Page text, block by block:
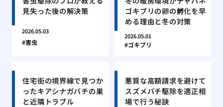
見失った後の解決策
2026.05.03
害虫
ゴキブリの卵の孵化を早
める理由と冬の対策
2026.05.01
ゴキブリ
住宅街の境界線で見つか
ったキアシナガバチの巣
と近隣トラブル
悪質な高額請求を避けて
スズメバチ駆除を適正相
場で行う秘訣